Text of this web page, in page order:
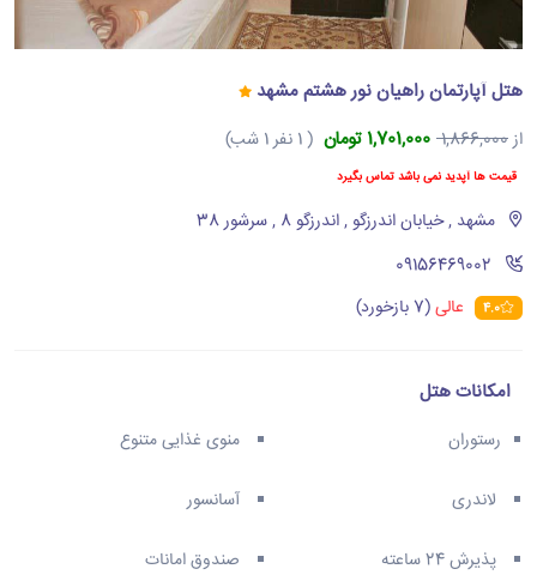
هتل آپارتمان راهیان نور هشتم مشهد
از1,866,000 1,701,000 تومان ( 1 نفر 1 شب)
قیمت ها آپدید نمی باشد تماس بگیرد
مشهد , خیابان اندرزگو , اندرزگو 8 , سرشور 38
‪09156469002‬
4.0 عالی(7 بازخورد)
امکانات هتل
رستوران منوی غذایی متنوع
لاندری آسانسور
پذیرش 24 ساعته صندوق امانات